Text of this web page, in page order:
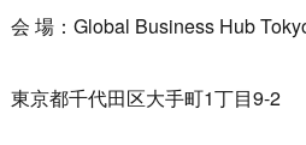
会 場：Global Business Hub
東京都千代田区大手町1丁目9-2